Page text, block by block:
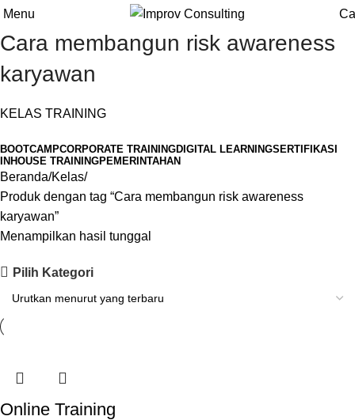
Menu
Cara membangun risk awareness
karyawan
KELAS TRAINING
BOOTCAMPCORPORATE TRAININGDIGITAL LEARNINGSERTIFIKASI
INHOUSE TRAININGPEMERINTAHAN
Beranda Kelas
Produk dengan tag “Cara membangun risk awareness
karyawan”
Menampilkan hasil tunggal
Pilih Kategori
Online Training